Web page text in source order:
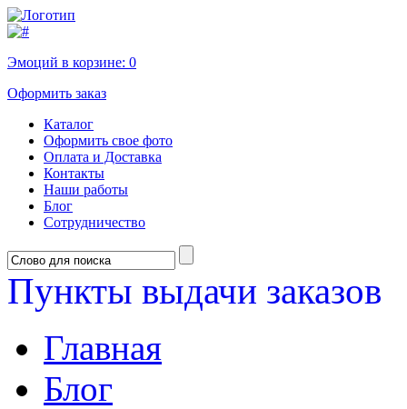
Эмоций в корзине: 0
Оформить заказ
Каталог
Оформить свое фото
Оплата и Доставка
Контакты
Наши работы
Блог
Сотрудничество
Пункты выдачи заказов
Главная
Блог